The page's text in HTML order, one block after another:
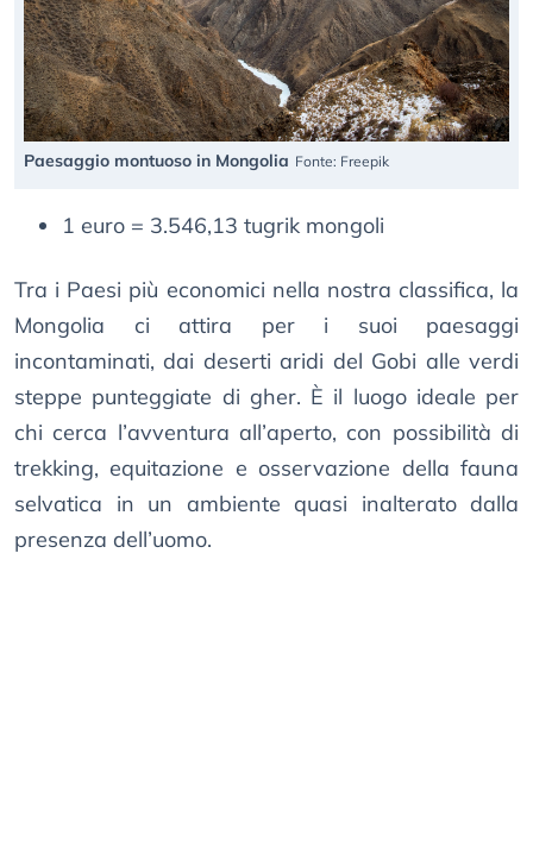
Paesaggio montuoso in Mongolia Fonte: Freepik
1 euro = 3.546,13 tugrik mongoli
Tra i Paesi più economici nella nostra classifica, la
Mongolia ci attira per i suoi paesaggi
incontaminati, dai deserti aridi del Gobi alle verdi
steppe punteggiate di gher. È il luogo ideale per
chi cerca l’avventura all’aperto, con possibilità di
trekking, equitazione e osservazione della fauna
selvatica in un ambiente quasi inalterato dalla
presenza dell’uomo.